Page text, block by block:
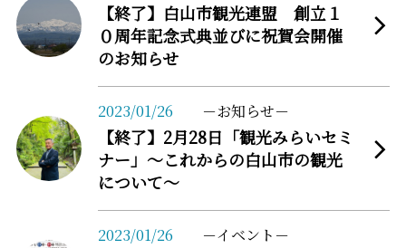
【終了】白山市観光連盟 創立１
０周年記念式典並びに祝賀会開催
のお知らせ
【終了】2月28日「観光みらいセミ
ナー」～これからの白山市の観光
について～
2023/01/26 お知らせ
more
2023/01/26 イベント
more